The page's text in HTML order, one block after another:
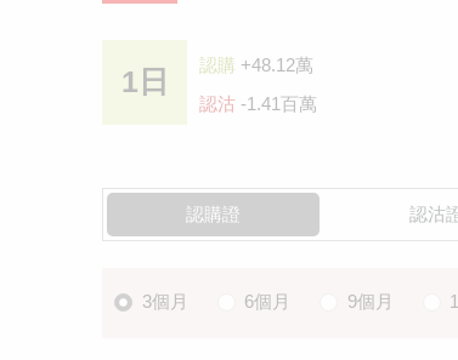
1日 認購 +48.12萬
認沽 -1.41百萬
認購證 認沽
3個月 6個月 9個月